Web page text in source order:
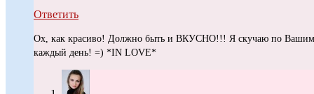
Ответить
Ох, как красиво! Должно быть и ВКУСНО!!! Я скучаю по
каждый день! =) *IN LOVE*